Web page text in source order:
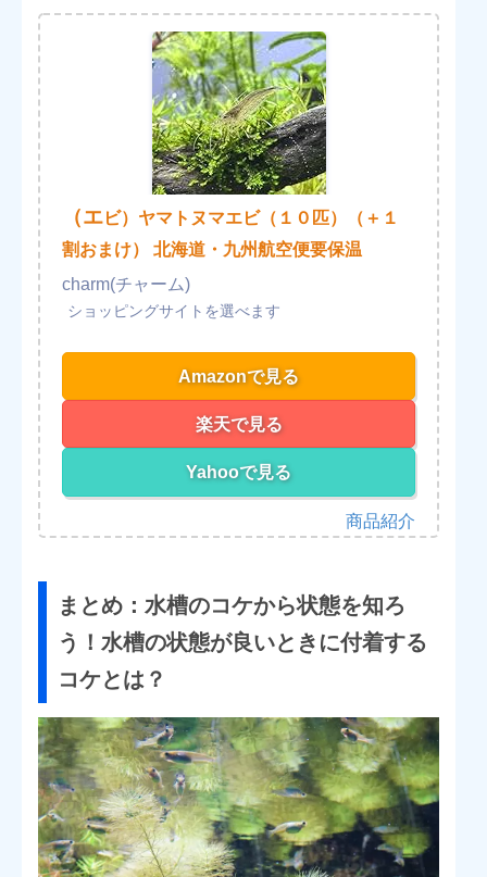
（エビ）ヤマトヌマエビ（１０匹）（＋１
割おまけ） 北海道・九州航空便要保温
charm(チャーム)
Amazonで見る
楽天で見る
Yahooで見る
まとめ：水槽のコケから状態を知ろ
う！水槽の状態が良いときに付着する
コケとは？